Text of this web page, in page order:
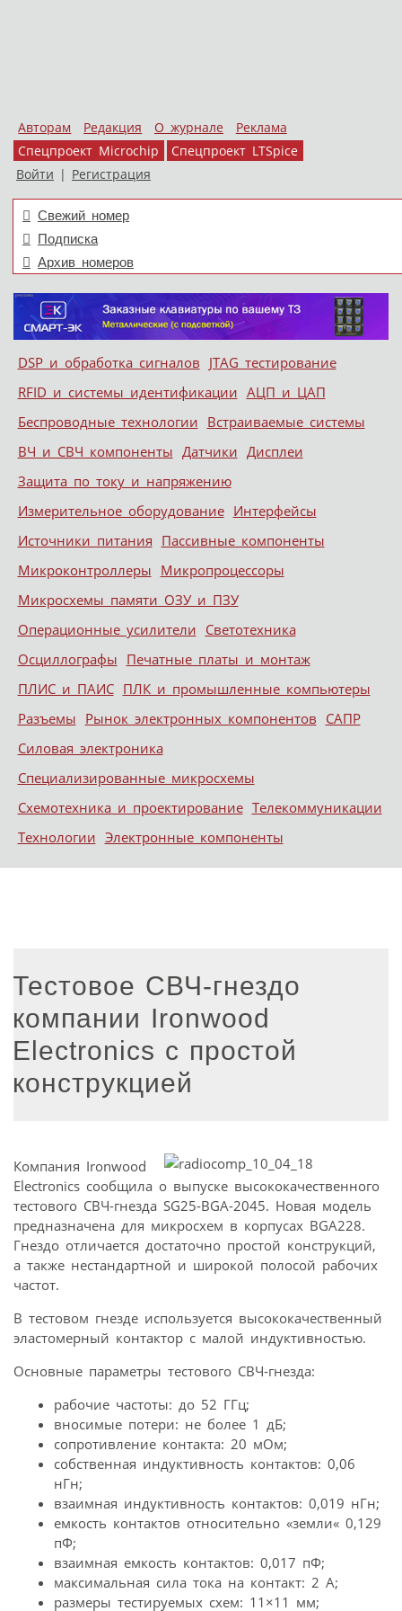
Авторам Редакция О журнале
Реклама
Спецпроект Microchip
Спецпроект LTSpice
Войти | Регистрация
Свежий номер
Подписка
Архив номеров
Меню
Skip to content
DSP и обработка сигналов JTAG тестирование
RFID и системы идентификации АЦП и ЦАП
Беспроводные технологии Встраиваемые системы
ВЧ и СВЧ компоненты Датчики Дисплеи
Защита по току и напряжению
Измерительное оборудование Интерфейсы
Источники питания Пассивные компоненты
Микроконтроллеры Микропроцессоры
Микросхемы памяти ОЗУ и ПЗУ
Операционные усилители Светотехника
Осциллографы Печатные платы и монтаж
ПЛИС и ПАИС ПЛК и промышленные компьютеры
Разъемы Рынок электронных компонентов САПР
Силовая электроника
Специализированные микросхемы
Схемотехника и проектирование Телекоммуникации
Технологии Электронные компоненты
Тестовое СВЧ-гнездо
компании Ironwood
Electronics с простой
конструкцией
Компания Ironwood
Electronics сообщила о выпуске высококачественного
тестового СВЧ-гнезда SG25-BGA-2045. Новая модель
предназначена для микросхем в корпусах BGA228.
Гнездо отличается достаточно простой конструкций,
а также нестандартной и широкой полосой рабочих
частот.
В тестовом гнезде используется высококачественный
эластомерный контактор с малой индуктивностью.
Основные параметры тестового СВЧ-гнезда:
рабочие частоты: до 52 ГГц;
вносимые потери: не более 1 дБ;
сопротивление контакта: 20 мОм;
собственная индуктивность контактов: 0,06
нГн;
взаимная индуктивность контактов: 0,019 нГн;
емкость контактов относительно «земли« 0,129
пФ;
взаимная емкость контактов: 0,017 пФ;
максимальная сила тока на контакт: 2 А;
размеры тестируемых схем: 11×11 мм;